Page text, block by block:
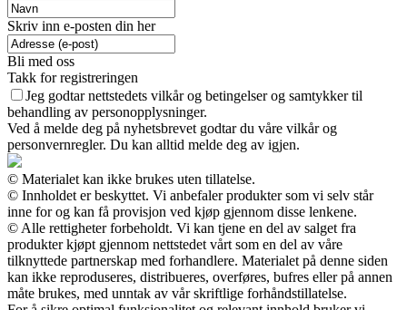
Skriv inn e-posten din her
Bli med oss
Takk for registreringen
Jeg godtar nettstedets vilkår og betingelser og samtykker til
behandling av personopplysninger.
Ved å melde deg på nyhetsbrevet godtar du våre vilkår og
personvernregler. Du kan alltid melde deg av igjen.
© Materialet kan ikke brukes uten tillatelse.
© Innholdet er beskyttet. Vi anbefaler produkter som vi selv står
inne for og kan få provisjon ved kjøp gjennom disse lenkene.
© Alle rettigheter forbeholdt. Vi kan tjene en del av salget fra
produkter kjøpt gjennom nettstedet vårt som en del av våre
tilknyttede partnerskap med forhandlere. Materialet på denne siden
kan ikke reproduseres, distribueres, overføres, bufres eller på annen
måte brukes, med unntak av vår skriftlige forhåndstillatelse.